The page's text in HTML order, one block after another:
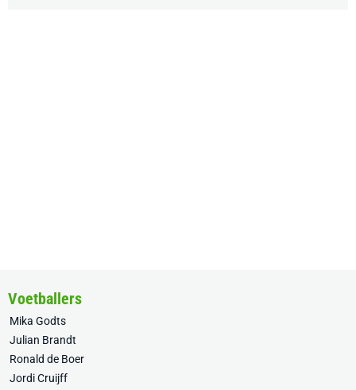
Voetballers
Mika Godts
Julian Brandt
Ronald de Boer
Jordi Cruijff